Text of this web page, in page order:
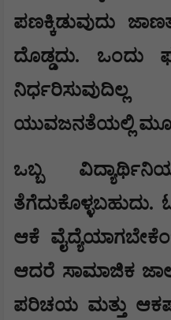
ಪಣಕ್ಕಿಡುವುದು
ದೊಡ್ಡದು. ಒಂದು
ಯುವಜನತೆಯಲ್ಲಿ
ಒಬ್ಬ
ತೆಗೆದುಕೊಳ್ಳಬಹುದು.
ಆಕೆ
ಆದರೆ ಸಾಮಾಜಿಕ
ಪರಿಚಯ ಮತ್ತು